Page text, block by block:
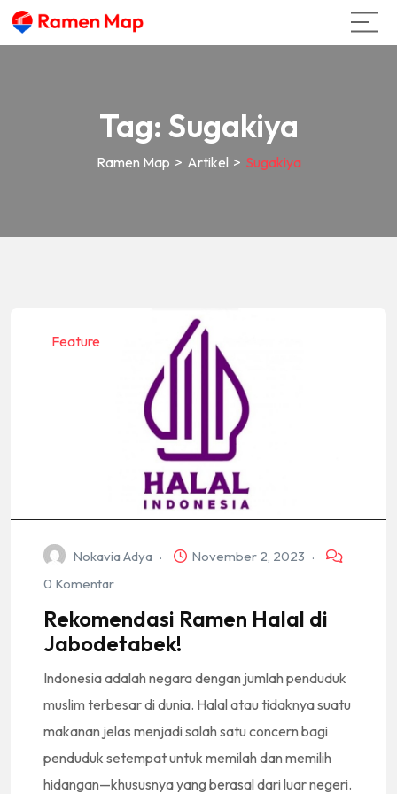
Tag: Sugakiya
Ramen Map > Artikel > Sugakiya
Feature
Nokavia Adya
November 2, 2023
0 Komentar
Rekomendasi Ramen Halal di
Jabodetabek!
Indonesia adalah negara dengan jumlah penduduk
muslim terbesar di dunia. Halal atau tidaknya suatu
makanan jelas menjadi salah satu concern bagi
penduduk setempat untuk memilah dan memilih
hidangan—khususnya yang berasal dari luar negeri.